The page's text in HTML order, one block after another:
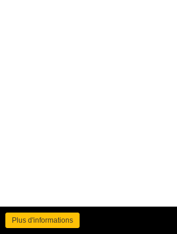
Plus d'informations